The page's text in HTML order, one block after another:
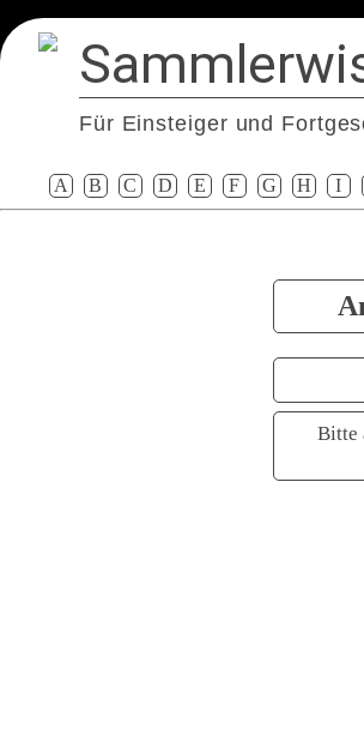
Für Einsteiger und
A B C D E F G H I
Bitte